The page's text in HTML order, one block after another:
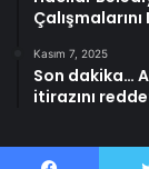
Kasım 7, 2025
Son dakika…
itirazını